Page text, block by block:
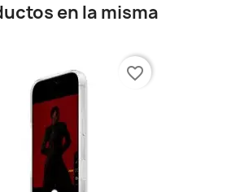
en la misma
favorite_border